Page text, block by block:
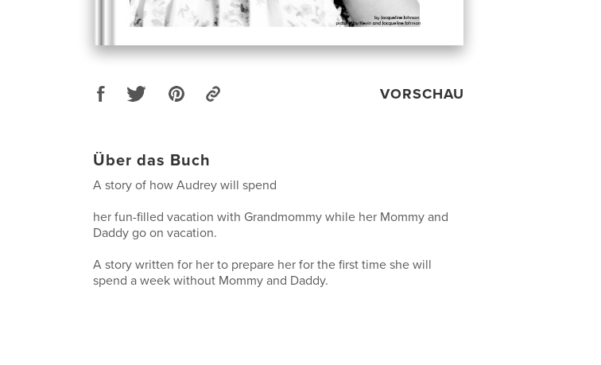
VORSCHAU
Über das Buch
A story of how Audrey will spend
her fun-filled vacation with Grandmommy while her Mommy and
Daddy go on vacation.
A story written for her to prepare her for the first time she will
spend a week without Mommy and Daddy.